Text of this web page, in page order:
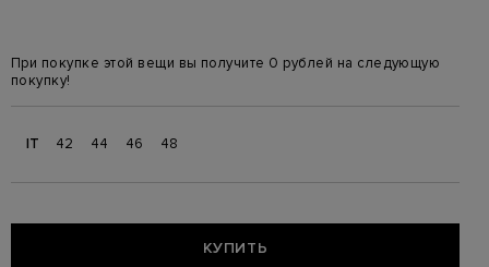
При покупке этой вещи вы получите 0 рублей на следующую
покупку!
IT 42 44 46 48
КУПИТЬ